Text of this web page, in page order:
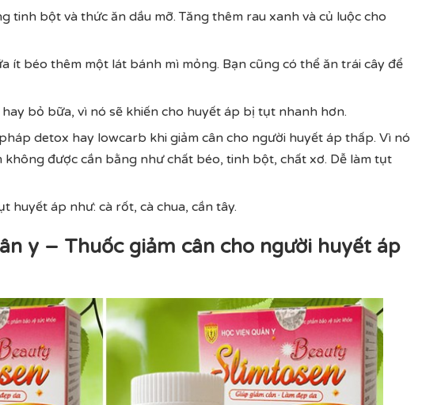
tinh bột và thức ăn dầu mỡ. Tăng thêm rau xanh và củ luộc cho
ít béo thêm một lát bánh mì mỏng. Bạn cũng có thể ăn trái cây để
bỏ bữa, vì nó sẽ khiến cho huyết áp bị tụt nhanh hơn.
detox hay lowcarb khi giảm cân cho người huyết áp thấp. Vì nó
được cần bằng như chất béo, tinh bột, chất xơ. Dễ làm tụt
huyết áp như: cà rốt, cà chua, cần tây.
y – Thuốc giảm cân cho người huyết áp